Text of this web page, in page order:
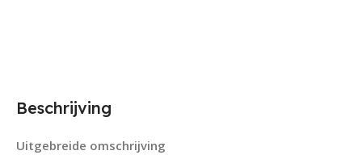
Beschrijving
Uitgebreide omschrijving